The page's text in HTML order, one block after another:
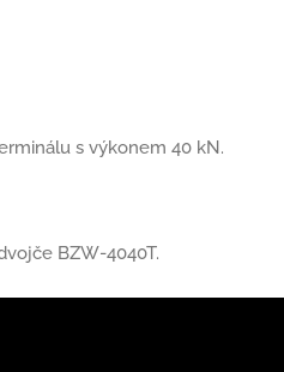
s výkonem 40 kN.
BZW-4040T.